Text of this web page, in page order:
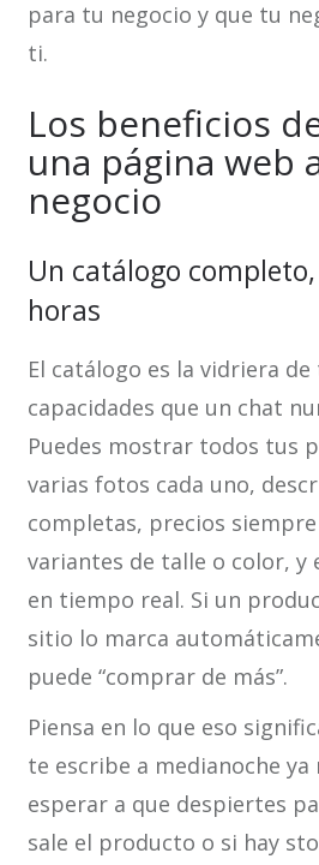
para tu negocio y que tu
ti.
Los beneficios
una página web
negocio
Un catálogo
horas
El catálogo es la vidriera
capacidades que un chat
Puedes mostrar todos tus
varias fotos cada uno,
completas, precios
variantes de talle o color, y
en tiempo real. Si un
sitio lo marca
puede “comprar de más”.
Piensa en lo que eso
te escribe a medianoche ya
esperar a que despiertes
sale el producto o si hay